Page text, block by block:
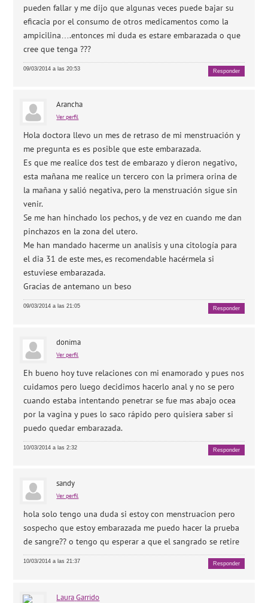
pueden fallar y me dijo que algunas veces puede bajar su
eficacia por el consumo de otros medicamentos como la
ampicilina….entonces mi duda es estare embarazada o que
cree que tenga ???
09/03/2014 a las 20:53 Responder
Arancha
Ver perfil
Hola doctora llevo un mes de retraso de mi menstruación y
me pregunta es es posible que este embarazada.
Es que me realice dos test de embarazo y dieron negativo,
esta mañana me realice un tercero con la primera orina de
la mañana y salió negativa, pero la menstruación sigue sin
venir.
Se me han hinchado los pechos, y de vez en cuando me dan
pinchazos en la zona del utero.
Me han mandado hacerme un analisis y una citología para
el dia 31 de este mes, es recomendable hacérmela si
estuviese embarazada.
Gracias de antemano un beso
09/03/2014 a las 21:05 Responder
donima
Ver perfil
Eh bueno hoy tuve relaciones con mi enamorado y pues nos
cuidamos pero luego decidimos hacerlo anal y no se pero
cuando estaba intentando penetrar se fue mas abajo ocea
por la vagina y pues lo saco rápido pero quisiera saber si
puedo quedar embarazada.
10/03/2014 a las 2:32 Responder
sandy
Ver perfil
hola solo tengo una duda si estoy con menstruacion pero
sospecho que estoy embarazada me puedo hacer la prueba
de sangre?? o tengo qu esperar a que el sangrado se retire
10/03/2014 a las 21:37 Responder
Laura Garrido